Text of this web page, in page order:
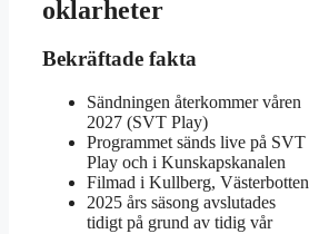
oklarheter
Bekräftade fakta
Sändningen återkommer våren
2027 (SVT Play)
Programmet sänds live på SVT
Play och i Kunskapskanalen
Filmad i Kullberg, Västerbotten
2025 års säsong avslutades
tidigt på grund av tidig vår